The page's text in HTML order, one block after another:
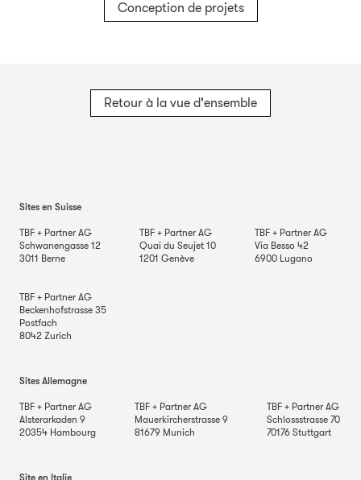
Conception de projets
Retour à la vue d'ensemble
Sites en Suisse
TBF + Partner AG
Schwanengasse 12
3011 Berne
TBF + Partner AG
Quai du Seujet 10
1201 Genève
TBF + Partner AG
Via Besso 42
6900 Lugano
TBF + Partner AG
Beckenhofstrasse 35
Postfach
8042 Zurich
Sites Allemagne
TBF + Partner AG
Alsterarkaden 9
20354 Hambourg
TBF + Partner AG
Mauerkircherstrasse 9
81679 Munich
TBF + Partner AG
Schlossstrasse 70
70176 Stuttgart
Site en Italie